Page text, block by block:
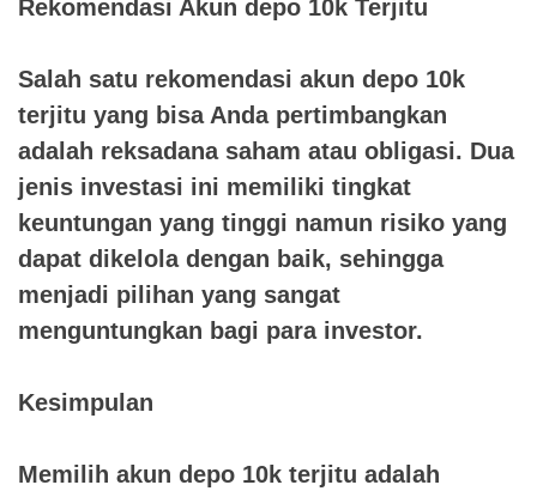
Rekomendasi Akun depo 10k Terjitu
Salah satu rekomendasi akun depo 10k
terjitu yang bisa Anda pertimbangkan
adalah reksadana saham atau obligasi. Dua
jenis investasi ini memiliki tingkat
keuntungan yang tinggi namun risiko yang
dapat dikelola dengan baik, sehingga
menjadi pilihan yang sangat
menguntungkan bagi para investor.
Kesimpulan
Memilih akun depo 10k terjitu adalah